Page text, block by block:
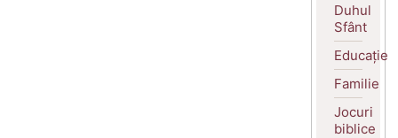
Duhul
Sfânt
Educație
Familie
Jocuri
biblice